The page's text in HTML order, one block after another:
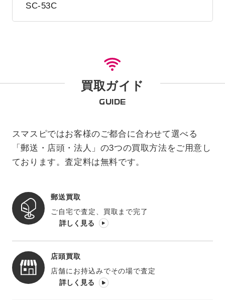
SC-53C
買取ガイド
GUIDE
スマスピではお客様のご都合に合わせて選べる
「郵送・店頭・法人」の3つの買取方法をご用意し
ております。査定料は無料です。
郵送買取
ご自宅で査定、買取まで完了
詳しく見る
店頭買取
店舗にお持込みでその場で査定
詳しく見る